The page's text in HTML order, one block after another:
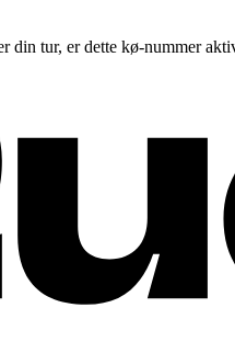
din tur, er dette kø-nummer